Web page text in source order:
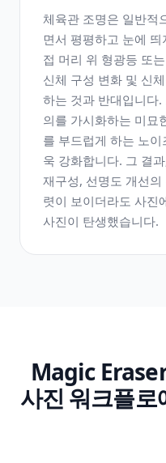
체육관 조명은 일반적
면서 평평하고 눈에
접 머리 위 형광등 또
신체 구성 변화 및 신
하는 것과 반대입니다
의를 가시화하는 미묘
를 부드럽게 하는 노
욱 강화합니다. 그 결
재구성, 선명도 개선
렷이 보이더라도 사진
사진이 탄생했습니다.
Magic
사진 워크플로